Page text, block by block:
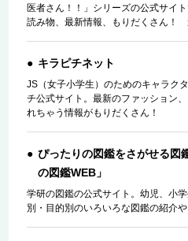
医者さん！！」シリーズの公式サイ
読み物、最新情報、もりだくさん
キラピチネット
JS（女子小学生）のためのキャラク
チ公式サイト。最新のファッション
れちゃう情報がもりだくさん！
ぴったりの図鑑をさがせる図
の図鑑WEB」
学研の図鑑の公式サイト。幼児、小
別・目的別のいろいろな図鑑の紹介